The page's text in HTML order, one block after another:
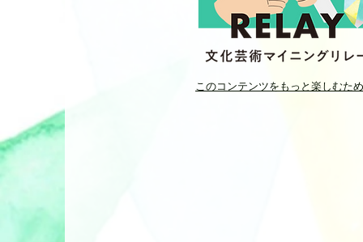
このコンテンツをもっと楽しむた